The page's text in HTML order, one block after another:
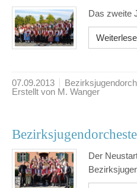
Das zweite
07.09.2013
Erstellt von M. Wanger
Der